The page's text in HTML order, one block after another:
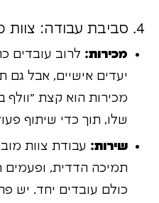
4. סביבת עבודה: צוות מול יחיד?
מכירות: לרוב עובדים
יעדים אישיים, אבל גם
מכירות הוא קצת
שלו, תוך כדי שיתוף
שירות: עבודת צוות
תמיכה הדדית, ופעמים
כולם עובדים יחד. יש